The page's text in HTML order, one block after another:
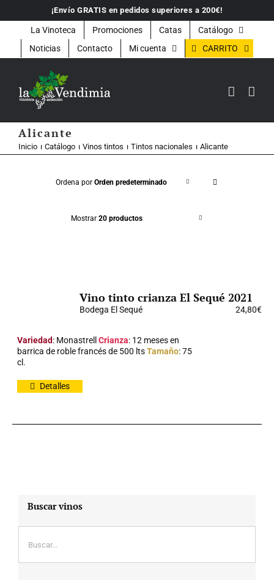
contenido
¡Envío GRATIS en pedidos superiores a 200€!
La Vinoteca Promociones Catas
Catálogo
Noticias
Contacto Mi cuenta CARRITO
Alicante
Inicio Catálogo Vinos tintos Tintos nacionales Alicante
Ordena por Orden predeterminado
Mostrar 20 productos
Vino tinto crianza El Sequé 2021
Bodega El Sequé 24,80€
Variedad: MonastrellCrianza: 12 meses en
barrica de roble francés de 500 ltsTamaño: 75
cl.
Detalles
Buscar vinos